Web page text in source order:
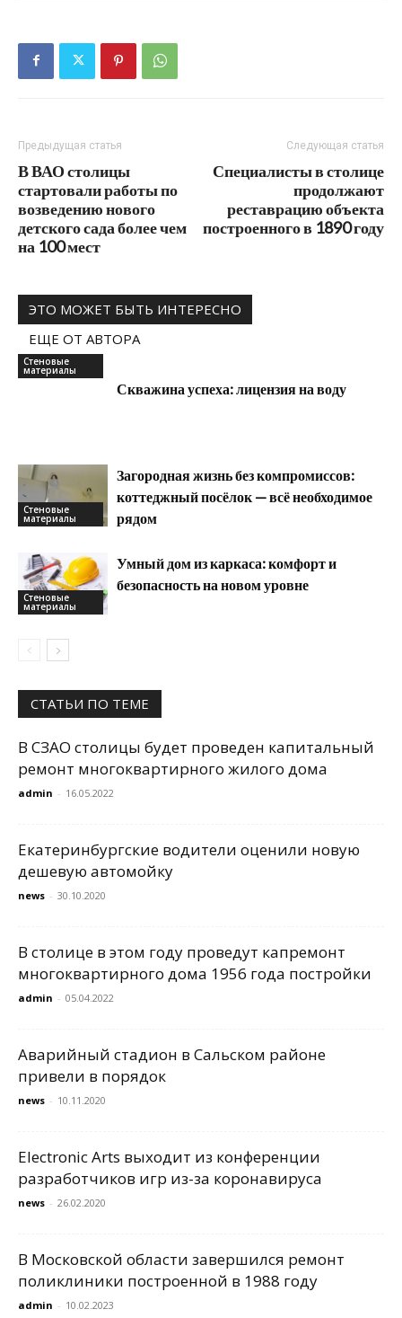
Предыдущая статья
В ВАО столицы
стартовали работы по
возведению нового
детского сада более чем
на 100 мест
Следующая статья
Специалисты в столице
продолжают
реставрацию объекта
построенного в 1890 году
ЭТО МОЖЕТ БЫТЬ ИНТЕРЕСНО
ЕЩЕ ОТ АВТОРА
Стеновые
материалы
Скважина успеха: лицензия на воду
Стеновые
материалы
Загородная жизнь без компромиссов:
коттеджный посёлок — всё необходимое
рядом
Стеновые
материалы
Умный дом из каркаса: комфорт и
безопасность на новом уровне
СТАТЬИ ПО ТЕМЕ
В СЗАО столицы будет проведен капитальный
ремонт многоквартирного жилого дома
admin - 16.05.2022
Екатеринбургские водители оценили новую
дешевую автомойку
news - 30.10.2020
В столице в этом году проведут капремонт
многоквартирного дома 1956 года постройки
admin - 05.04.2022
Аварийный стадион в Сальском районе
привели в порядок
news - 10.11.2020
Electronic Arts выходит из конференции
разработчиков игр из-за коронавируса
news - 26.02.2020
В Московской области завершился ремонт
поликлиники построенной в 1988 году
admin - 10.02.2023